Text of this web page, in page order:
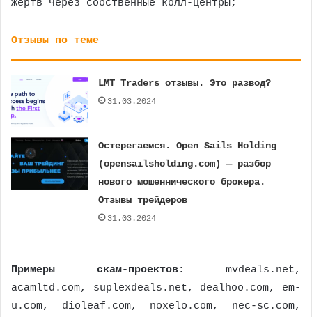
жертв через собственные колл-центры;
Отзывы по теме
LMT Traders отзывы. Это развод?
31.03.2024
Остерегаемся. Open Sails Holding
(opensailsholding.com) — разбор
нового мошеннического брокера.
Отзывы трейдеров
31.03.2024
Примеры скам-проектов:
mvdeals.net,
acamltd.com, suplexdeals.net, dealhoo.com, em-
u.com, dioleaf.com, noxelo.com, nec-sc.com,